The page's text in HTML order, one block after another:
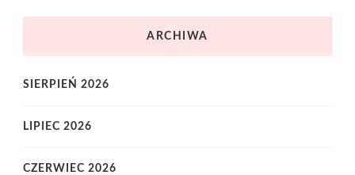
ARCHIWA
SIERPIEŃ 2026
LIPIEC 2026
CZERWIEC 2026